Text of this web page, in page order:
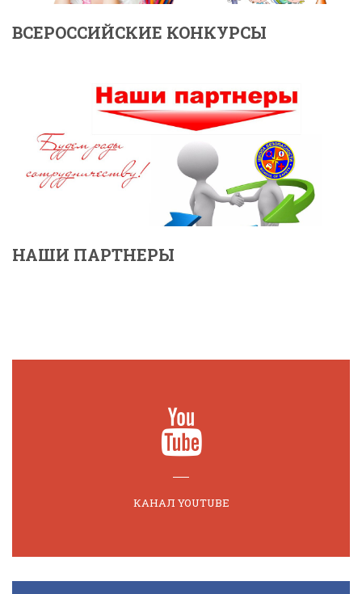
ВСЕРОССИЙСКИЕ КОНКУРСЫ
НАШИ ПАРТНЕРЫ
КАНАЛ YOUTUBE